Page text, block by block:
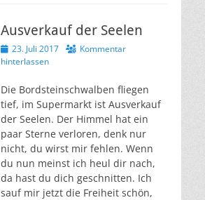
Ausverkauf der Seelen
Veröffentlicht
am
23. Juli 2017
Kommentar
hinterlassen
Die Bordsteinschwalben fliegen
tief, im Supermarkt ist Ausverkauf
der Seelen. Der Himmel hat ein
paar Sterne verloren, denk nur
nicht, du wirst mir fehlen. Wenn
du nun meinst ich heul dir nach,
da hast du dich geschnitten. Ich
sauf mir jetzt die Freiheit schön,